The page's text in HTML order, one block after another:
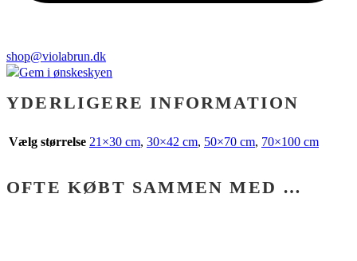
shop@violabrun.dk
Gem i ønskeskyen
YDERLIGERE INFORMATION
Vælg størrelse 21×30 cm, 30×42 cm, 50×70 cm, 70×100 cm
OFTE KØBT SAMMEN MED …